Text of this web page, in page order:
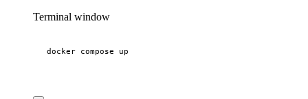
Terminal window
docker compose up